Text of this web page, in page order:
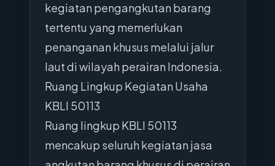
kegiatan pengangkutan barang
tertentu yang memerlukan
penanganan khusus melalui jalur
laut di wilayah perairan Indonesia.
Ruang Lingkup Kegiatan Usaha
KBLI 50113
Ruang lingkup KBLI 50113
mencakup seluruh kegiatan jasa